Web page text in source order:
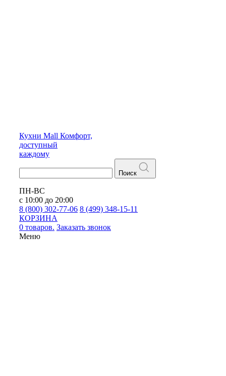
Кухни Mall Комфорт,
доступный
каждому
Поиск
ПН-ВС
с 10:00 до 20:00
8 (800) 302-77-06 8 (499) 348-15-11
КОРЗИНА
0 товаров. Заказать звонок
Меню